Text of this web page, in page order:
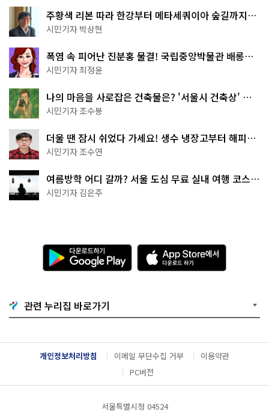
주황색 리본 따라 한강부터 메타세쿼이아 숲길까지…
서울둘레길 15코스
시민기자 박상현
폭염 속 피어난 진분홍 물결! 국립중앙박물관 배롱나
무 명소
시민기자 최정윤
나의 마음을 사로잡은 건축물은? '서울시 건축상' 수
상작 공개!
시민기자 조수봉
더울 땐 잠시 쉬었다 가세요! 생수 냉장고부터 해피소
·무더위쉼터까지
시민기자 조수연
여름방학 어디 갈까? 서울 도심 무료 실내 여행 코스
추천
시민기자 김은주
다
운
로
기
G
o
g
l
e
l
A
p
p
e
서
다
운
드
관련 누리집 바로가기
개인정보처리방침 이메일 무단수집 거부
이용약관
PC버전
서울특별시청 04524